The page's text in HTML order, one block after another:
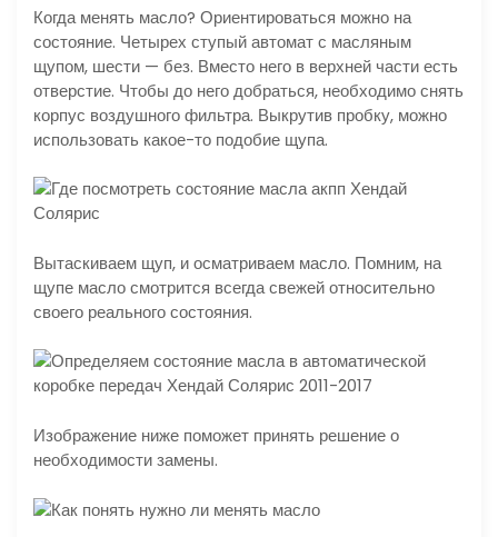
Когда менять масло? Ориентироваться можно на
состояние. Четырех ступый автомат с масляным
щупом, шести — без. Вместо него в верхней части есть
отверстие. Чтобы до него добраться, необходимо снять
корпус воздушного фильтра. Выкрутив пробку, можно
использовать какое-то подобие щупа.
Вытаскиваем щуп, и осматриваем масло. Помним, на
щупе масло смотрится всегда свежей относительно
своего реального состояния.
Изображение ниже поможет принять решение о
необходимости замены.